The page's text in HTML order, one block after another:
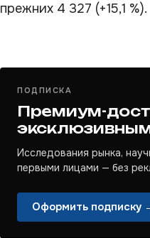
прежних 4 327 (+15,1 %).
ПОДПИСКА
Премиум-
Исследования рынка,
первыми лицами — без
Оформить подписку